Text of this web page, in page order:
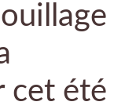
cet été